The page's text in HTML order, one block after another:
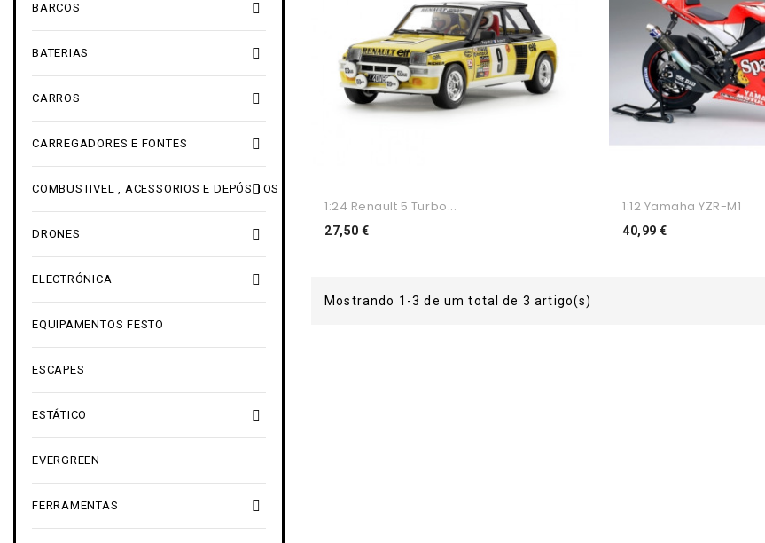

BARCOS

BATERIAS

CARROS

CARREGADORES E FONTES

COMBUSTIVEL , ACESSORIOS E DEPÓSITOS

DRONES

ELECTRÓNICA
EQUIPAMENTOS FESTO
ESCAPES

ESTÁTICO
EVERGREEN

FERRAMENTAS
1:24 Renault 5 Turbo...
27,50 €Preço
1:12 Yamaha YZR-M1
40,99 €Preço
Mostrando 1-3 de um total de 3 artigo(s)